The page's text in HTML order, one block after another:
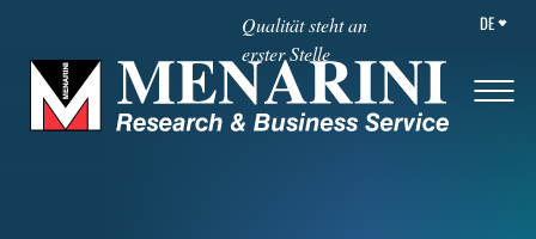
Qualität steht an
erster Stelle
DE